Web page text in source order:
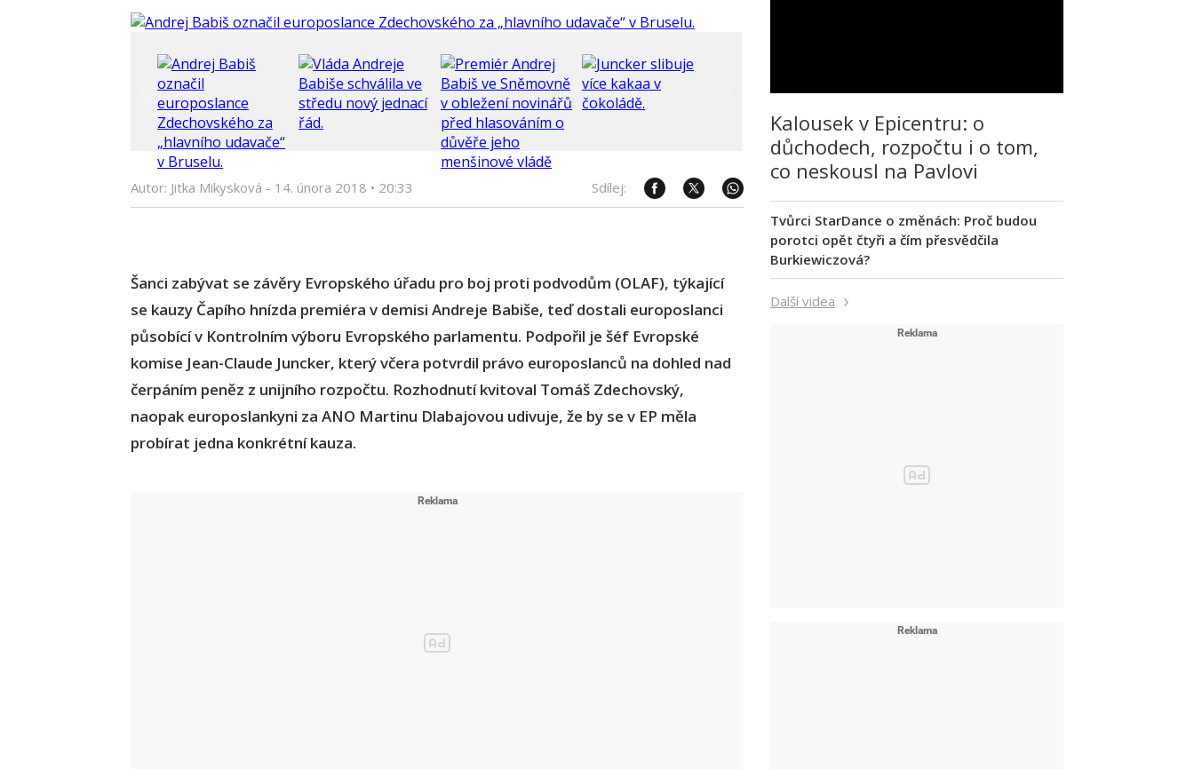
Autor: Jitka Mikysková - 14. února 2018 • 20:33 Sdílej:
Šanci zabývat se závěry Evropského úřadu pro boj proti podvodům (OLAF), týkající
se kauzy Čapího hnízda premiéra v demisi Andreje Babiše, teď dostali europoslanci
působící v Kontrolním výboru Evropského parlamentu. Podpořil je šéf Evropské
komise Jean-Claude Juncker, který včera potvrdil právo europoslanců na dohled nad
čerpáním peněz z unijního rozpočtu. Rozhodnutí kvitoval Tomáš Zdechovský,
naopak europoslankyni za ANO Martinu Dlabajovou udivuje, že by se v EP měla
probírat jedna konkrétní kauza.
Kalousek v Epicentru: o
důchodech, rozpočtu i o tom,
co neskousl na Pavlovi
Tvůrci StarDance o změnách: Proč budou
porotci opět čtyři a čím přesvědčila
Burkiewiczová?
Další videa